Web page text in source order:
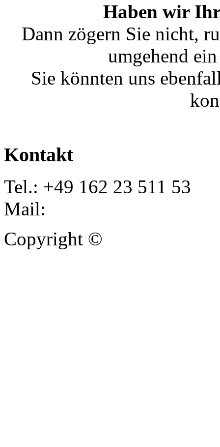
Haben wir Ihr
Dann zögern Sie nicht,
umgehend
Sie könnten uns
Kontakt
Tel.: +49 162 23 511 53
Mail:
Copyright ©